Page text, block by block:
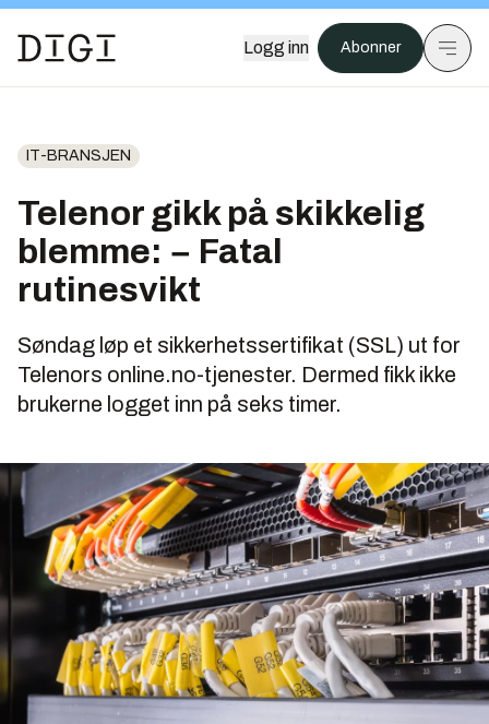
Logg inn Abonner
IT-BRANSJEN
Telenor gikk på skikkelig
blemme: − Fatal
rutinesvikt
Søndag løp et sikkerhetssertifikat (SSL) ut for
Telenors online.no-tjenester. Dermed fikk ikke
brukerne logget inn på seks timer.